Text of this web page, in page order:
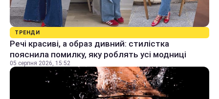
ТРЕНДИ
Речі красиві, а образ дивний: стилістка
пояснила помилку, яку роблять усі модниці
05 серпня 2026, 15:52